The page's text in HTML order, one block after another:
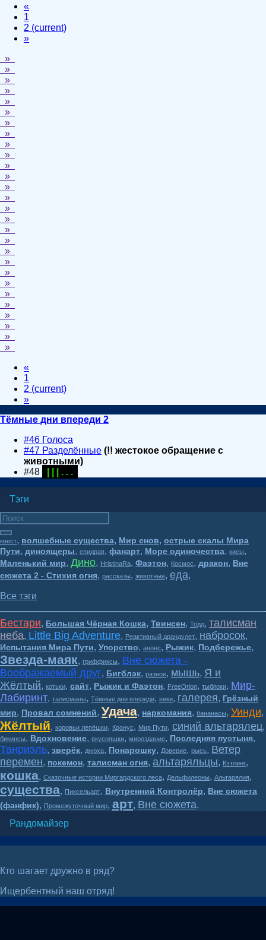
«
1
2 (current)
»
»
»
»
»
»
»
»
»
»
»
»
»
»
»
»
»
»
»
»
»
»
»
»
»
»
»
»
»
«
1
2 (current)
»
Тёмные дни впереди 2
#46 Голоса
#47 Разделённые (!! жестокое обращение с
животными)
#48
| | | . . .
Тэги
квест, волшебные существа, Мир снов, острые скалы Мира
Пути, диноящеры, спидрав, фанарт, Море одиночества, кисы,
Маленький мир, Дино, HristinaRa, Фаэтон, Космос, дракон, Вне
сюжета 2 - Стихия огня, рассказы, животные, еда,
Все тэги
Бестари, Большая Чёрная Кошка, Твинсен, Тодд, талисман
неба, Little Big Adventure, Реактивный драндулет, набросок,
Испытания Мира Пути, Упорство, анонс, Рыжик, Подбережье,
Звезда-маяк, гриффиксы, Вне сюжета -
Воображаемый друг, Бигблэк, разное, мышь, Я и
Жёлтый, котьки, сайт, Рыжик и Фаэтон, FreeOrion, тыблоки, Мир-
Лабиринт, талисманы, Тёмные дни впереди, вики, галерея, Грёзный
мир, Провал сомнений, Удача, наркомания, бананасы, Уинди,
Жёлтый, коровьи лепёшки, Кронус, Мир Пути, синий альтарялец,
бикинсы, Вдохновение, вкусняшки, мироздание, Последняя пустыня,
Танриэль, зверёк, днюха, Понарошку, Доверие, рысь, Ветер
перемен, покемон, талисман огня, альтаряльцы, Кэтлинг,
кошка, Сказочные истории Миргардского леса, Дельфилеоны, Альтарялия,
существа, Пиксельарт, Внутренний Контролёр, Вне сюжета
(фанфик), Промежуточный мир, арт, Вне сюжета.
Рандомайзер
Кто шагает дружно в ряд?
Ищербентный наш отряд!